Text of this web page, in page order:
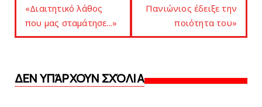
«Διαιτητικό λάθος
που μας σταμάτησε...»
Πανιώνιος έδειξε την
ποιότητα του»
ΔΕΝ ΥΠΆΡΧΟΥΝ ΣΧΌΛΙΑ